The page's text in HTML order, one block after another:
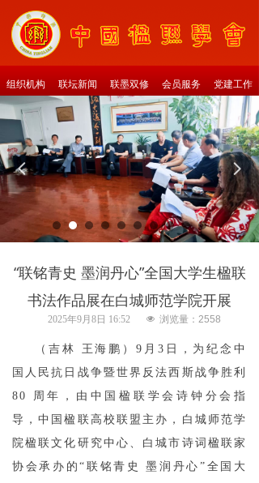
组织机构 联坛新闻 联墨双修 会员服务 党建工作
넳 넲
“联铭青史 墨润丹心”全国大学生楹联
书法作品展在白城师范学院开展
（吉林 王海鹏）9月3日，为纪念中
国人民抗日战争暨世界反法西斯战争胜利
80 周年，由中国楹联学会诗钟分会指
导，中国楹联高校联盟主办，白城师范学
院楹联文化研究中心、白城市诗词楹联家
协会承办的“联铭青史 墨润丹心”全国大
2025年9月8日 16:52 넶 浏览量： 2558